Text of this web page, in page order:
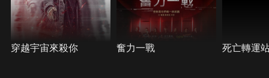
穿越宇宙來殺你 奮力一戰 死亡轉運